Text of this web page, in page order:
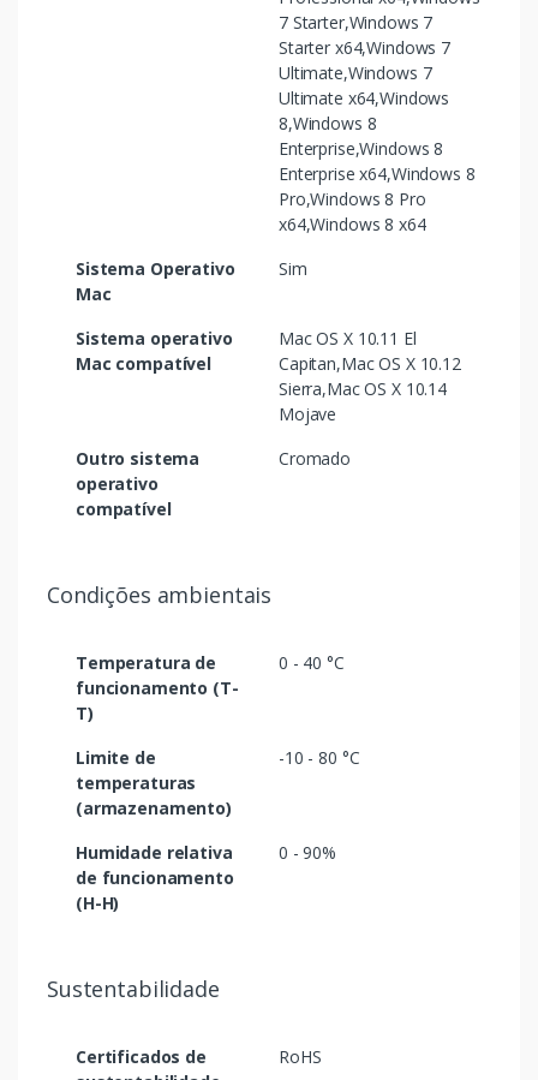
7 Starter,Windows 7
Starter x64,Windows 7
Ultimate,Windows 7
Ultimate x64,Windows
8,Windows 8
Enterprise,Windows 8
Enterprise x64,Windows 8
Pro,Windows 8 Pro
x64,Windows 8 x64
Sistema Operativo
Mac
Sim
Sistema operativo
Mac compatível
Mac OS X 10.11 El
Capitan,Mac OS X 10.12
Sierra,Mac OS X 10.14
Mojave
Outro sistema
operativo
compatível
Cromado
Condições ambientais
Temperatura de
funcionamento (T-
T)
0 - 40 °C
Limite de
temperaturas
(armazenamento)
-10 - 80 °C
Humidade relativa
de funcionamento
(H-H)
0 - 90%
Sustentabilidade
Certificados de
RoHS